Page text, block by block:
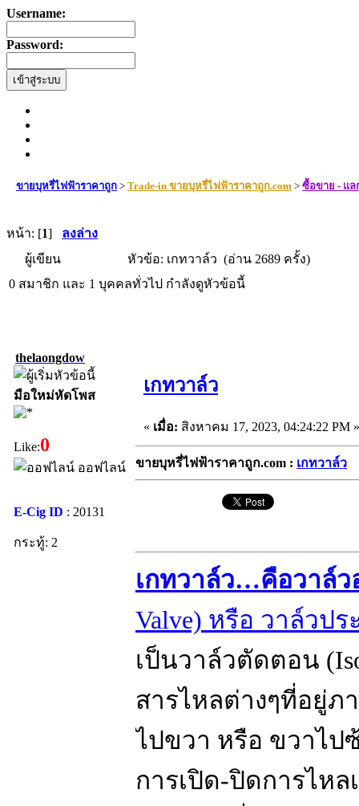
Username:
Password:
ขายบุหรี่ไฟฟ้าราคาถูก> Trade-in ขายบุหรี่ไฟฟ้าราคาถูก.com> ซื้อขาย - แล
หน้า: [1] ลงล่าง
ผู้เขียน
หัวข้อ: เกทวาล์ว (อ่าน 2689 ครั้ง)
0 สมาชิก และ 1 บุคคลทั่วไป กำลังดูหัวข้อนี้
thelaongdow
มือใหม่หัดโพส
Like:0
ออฟไลน์
E-Cig ID : 20131
กระทู้: 2
เกทวาล์ว
« เมื่อ: สิงหาคม 17, 2023, 04:24:22 PM »
ขายบุหรี่ไฟฟ้าราคาถูก.com : เกทวาล์ว
เกทวาล์ว…คือวาล์ว
Valve) หรือ วาล์วป
เป็นวาล์วตัดตอน
สารไหลต่างๆที่อยู่ภ
ไปขวา หรือ ขวาไป
การเปิด-ปิดการไห